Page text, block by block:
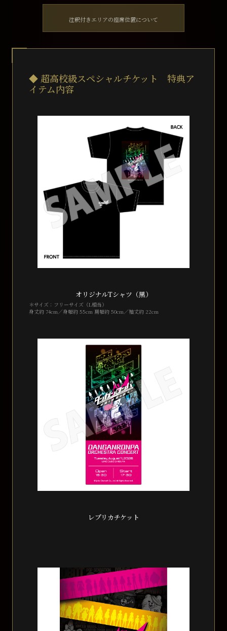
注釈付きエリアの座席位置について
◆ 超高校級スペシャルチケット 特典ア
イテム内容
オリジナルTシャツ（黒）
＊サイズ：フリーサイズ（L相当）
身丈約 74cm／身幅約 55cm 肩幅約 50cm／袖丈約 22cm
レプリカチケット